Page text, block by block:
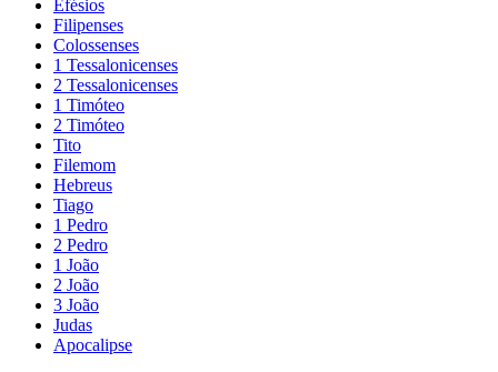
Efésios
Filipenses
Colossenses
1 Tessalonicenses
2 Tessalonicenses
1 Timóteo
2 Timóteo
Tito
Filemom
Hebreus
Tiago
1 Pedro
2 Pedro
1 João
2 João
3 João
Judas
Apocalipse